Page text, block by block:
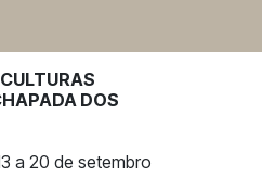
DOS
a 20 de setembro